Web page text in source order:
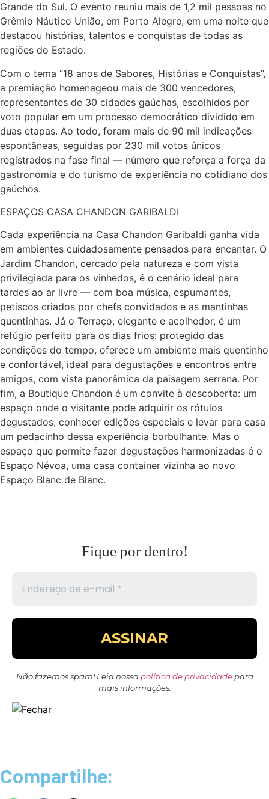
Grande do Sul. O evento reuniu mais de 1,2 mil pessoas no
Grêmio Náutico União, em Porto Alegre, em uma noite que
destacou histórias, talentos e conquistas de todas as
regiões do Estado.
Com o tema “18 anos de Sabores, Histórias e Conquistas”,
a premiação homenageou mais de 300 vencedores,
representantes de 30 cidades gaúchas, escolhidos por
voto popular em um processo democrático dividido em
duas etapas. Ao todo, foram mais de 90 mil indicações
espontâneas, seguidas por 230 mil votos únicos
registrados na fase final — número que reforça a força da
gastronomia e do turismo de experiência no cotidiano dos
gaúchos.
ESPAÇOS CASA CHANDON GARIBALDI
Cada experiência na Casa Chandon Garibaldi ganha vida
em ambientes cuidadosamente pensados para encantar. O
Jardim Chandon, cercado pela natureza e com vista
privilegiada para os vinhedos, é o cenário ideal para
tardes ao ar livre — com boa música, espumantes,
petiscos criados por chefs convidados e as mantinhas
quentinhas. Já o Terraço, elegante e acolhedor, é um
refúgio perfeito para os dias frios: protegido das
condições do tempo, oferece um ambiente mais quentinho
e confortável, ideal para degustações e encontros entre
amigos, com vista panorâmica da paisagem serrana. Por
fim, a Boutique Chandon é um convite à descoberta: um
espaço onde o visitante pode adquirir os rótulos
degustados, conhecer edições especiais e levar para casa
um pedacinho dessa experiência borbulhante. Mas o
espaço que permite fazer degustações harmonizadas é o
Espaço Névoa, uma casa container vizinha ao novo
Espaço Blanc de Blanc.
Fique por dentro!
Não fazemos spam! Leia nossa política de privacidadepara
mais informações.
Compartilhe: